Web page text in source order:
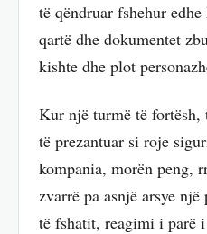
të qëndruar fshehur
qartë dhe dokumentet
kishte dhe plot
Kur një turmë të fortësh,
të prezantuar si roje
kompania, morën peng,
zvarrë pa asnjë arsye
të fshatit, reagimi i parë